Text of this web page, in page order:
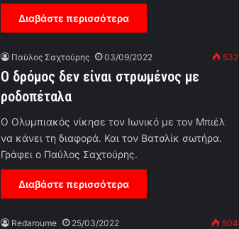
Διαβάστε περισσότερα
Παύλος Σαχτούρης 03/09/2022 532
Ο δρόμος δεν είναι στρωμένος με
ροδοπέταλα
Ο Ολυμπιακός νίκησε τον Ιωνικό με τον Μπιέλ
να κάνει τη διαφορά. Και τον Βατσλίκ σωτήρα.
Γράφει ο Παύλος Σαχτούρης.
Διαβάστε περισσότερα
Redaroume 25/03/2022 504